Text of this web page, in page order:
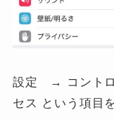
設定 → コントロ
セス という項目